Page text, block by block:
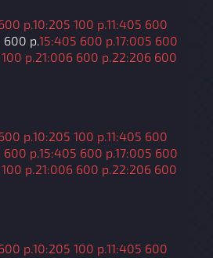
р.10:205 100 р.11:405 600
600 р.15:405 600 р.17:005 600
р. 21:006 600 р. 22:206 600
р.10:205 100 р.11:405 600
600 р.15:405 600 р.17:005 600
р. 21:006 600 р. 22:206 600
р.10:205 100 р.11:405 600